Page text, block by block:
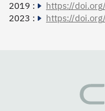
2019 :
https://
2023 :
https://